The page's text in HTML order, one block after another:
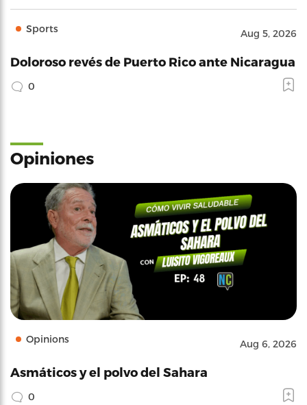
Sports Aug 5, 2026
Doloroso revés de Puerto Rico ante Nicaragua
0
Opiniones
Opinions Aug 6, 2026
Asmáticos y el polvo del Sahara
0